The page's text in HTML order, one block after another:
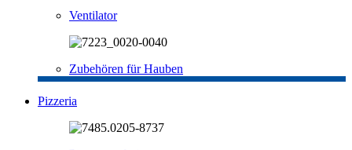
Ventilator
Zubehören für Hauben
Pizzeria